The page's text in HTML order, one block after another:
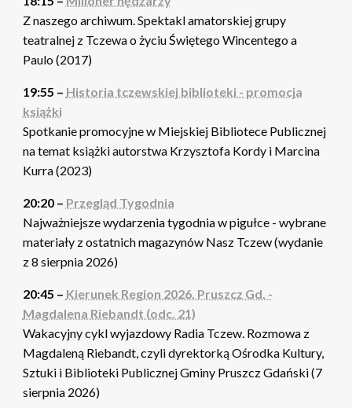
Z naszego archiwum. Spektakl amatorskiej grupy
teatralnej z Tczewa o życiu Świętego Wincentego a
Paulo (2017)
19:55 – Historia tczewskiej biblioteki - promocja
książki
Spotkanie promocyjne w Miejskiej Bibliotece Publicznej
na temat książki autorstwa Krzysztofa Kordy i Marcina
Kurra (2023)
20:20 – Przegląd Tygodnia
Najważniejsze wydarzenia tygodnia w pigułce - wybrane
materiały z ostatnich magazynów Nasz Tczew (wydanie
z 8 sierpnia 2026)
20:45 – Kierunek Region 2026. Pruszcz Gd. -
Magdalena Riebandt (odc. 21)
Wakacyjny cykl wyjazdowy Radia Tczew. Rozmowa z
Magdaleną Riebandt, czyli dyrektorką Ośrodka Kultury,
Sztuki i Biblioteki Publicznej Gminy Pruszcz Gdański (7
sierpnia 2026)